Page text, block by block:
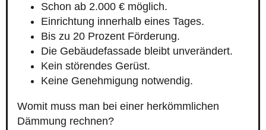
Schon ab 2.000 € möglich.
Einrichtung innerhalb eines Tages.
Bis zu 20 Prozent Förderung.
Die Gebäudefassade bleibt unverändert.
Kein störendes Gerüst.
Keine Genehmigung notwendig.
Womit muss man bei einer herkömmlichen
Dämmung rechnen?